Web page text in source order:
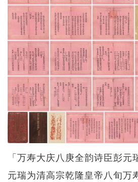
「万寿大庆八庚全韵诗臣彭
元瑞为清高宗乾隆皇帝八旬万